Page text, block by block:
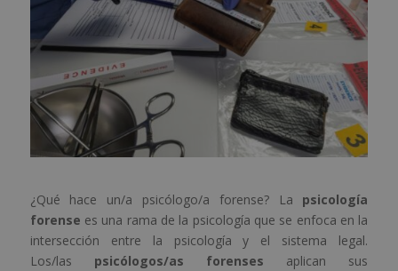
¿Qué hace un/a psicólogo/a forense? La psicología
forense es una rama de la psicología que se enfoca en la
intersección entre la psicología y el sistema legal.
Los/las psicólogos/as forenses aplican sus